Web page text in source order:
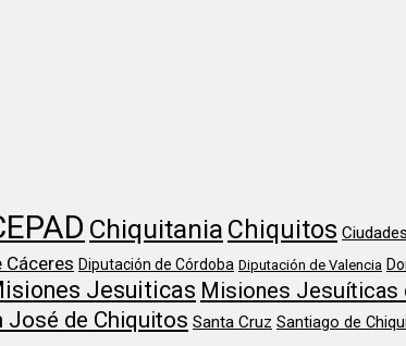
Chiquitania Chiquitos
Cáceres Diputación de Córdoba Diputación de Valencia
Jesuiticas Misiones Jesuíticas
José de Chiquitos Santa Cruz Santiago de